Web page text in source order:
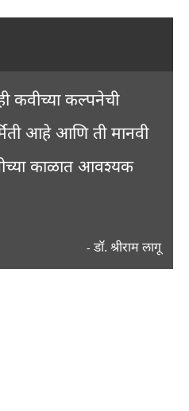
कवीच्या कल्पनेची
आहे आणि ती मानवी
काळात आवश्यक
- डॉ. श्रीराम लागू